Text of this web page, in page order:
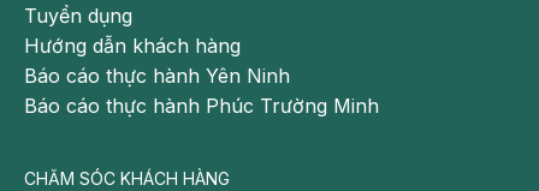
Tuyển dụng
Hướng dẫn khách hàng
Báo cáo thực hành Yên Ninh
Báo cáo thực hành Phúc Trường Minh
CHĂM SÓC KHÁCH HÀNG